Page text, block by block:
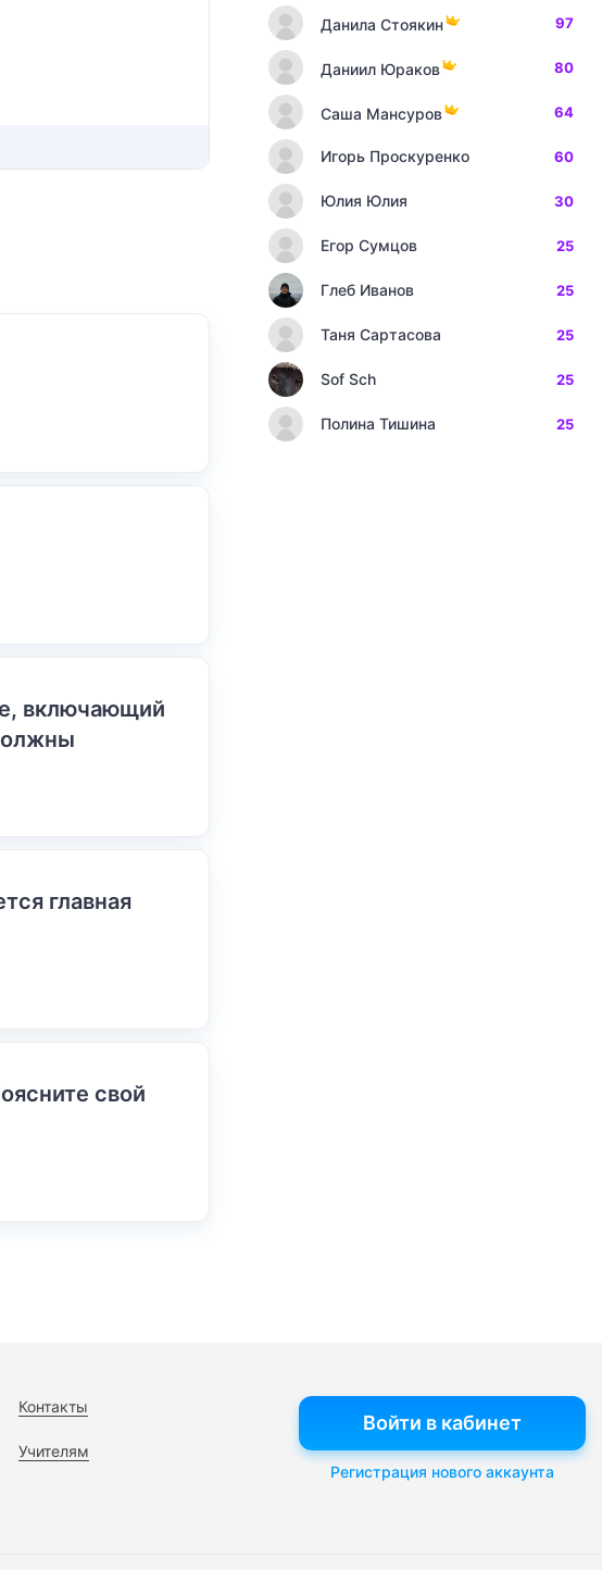
включающий
главная
свой
Данила Стоякин 97
Даниил Юраков 80
Саша Мансуров 64
Игорь Проскуренко 60
Юлия Юлия 30
Егор Сумцов 25
Глеб Иванов 25
Таня Сартасова 25
Sof Sch 25
Полина Тишина 25
Контакты
Учителям
Войти в кабинет
Регистрация нового аккаунта